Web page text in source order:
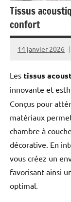
Tissus
confort
14 janvier 2026
Les tissus
innovante et
Conçus pour
matériaux
chambre à
décorative. En
vous créez un
favorisant ainsi
optimal.